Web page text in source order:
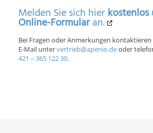
Melden Sie sich hierkostenlos
Online-Formularan.
Bei Fragen oder Anmerkungen kontaktieren
E-Mail untervertrieb@apenio.deoder
421 – 365 122 30.